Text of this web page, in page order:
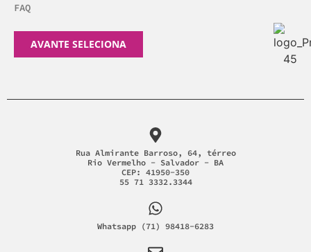
FAQ
AVANTE SELECIONA
Rua Almirante Barroso, 64, térreo
Rio Vermelho - Salvador - BA
CEP: 41950-350
55 71 3332.3344
Whatsapp (71) 98418-6283